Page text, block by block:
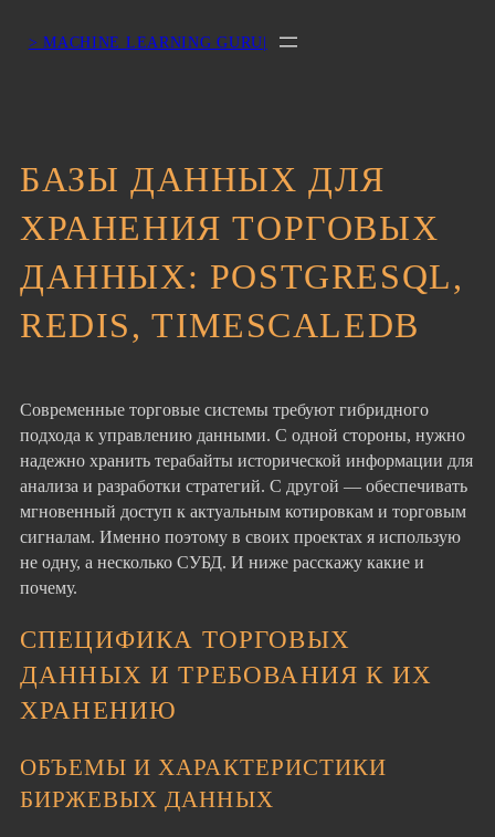
> MACHINE LEARNING GURU|
БАЗЫ ДАННЫХ ДЛЯ
ХРАНЕНИЯ ТОРГОВЫХ
ДАННЫХ: POSTGRESQL,
REDIS, TIMESCALEDB
Современные торговые системы требуют гибридного
подхода к управлению данными. С одной стороны, нужно
надежно хранить терабайты исторической информации для
анализа и разработки стратегий. С другой — обеспечивать
мгновенный доступ к актуальным котировкам и торговым
сигналам. Именно поэтому в своих проектах я использую
не одну, а несколько СУБД. И ниже расскажу какие и
почему.
СПЕЦИФИКА ТОРГОВЫХ
ДАННЫХ И ТРЕБОВАНИЯ К ИХ
ХРАНЕНИЮ
ОБЪЕМЫ И ХАРАКТЕРИСТИКИ
БИРЖЕВЫХ ДАННЫХ